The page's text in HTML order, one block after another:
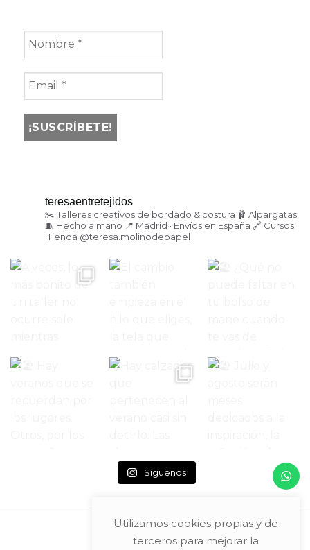
teresaentretejidos
✂️ Talleres creativos de bordado & costura 🩰 Alpargatas
🧵 Hecho a mano 📍 Madrid · Envíos en España 🔗 Cursos
·Tienda @teresa.molinodepapel
Síguenos
Utilizamos cookies propias y de
terceros para mejorar la